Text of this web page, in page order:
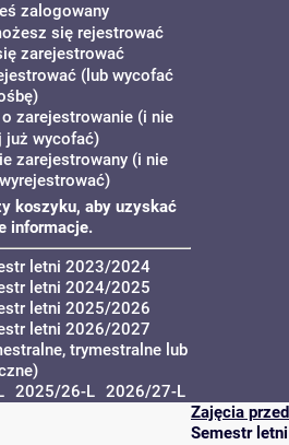
zalogowany
się rejestrować
zarejestrować
(lub wycofać
zarejestrowanie (i nie
już wycofać)
zarejestrowany (i nie
koszyku, aby uzyskać
informacje.
letni 2023/2024
letni 2024/2025
letni 2025/2026
letni 2026/2027
trymestralne lub
2025/26-L 2026/27-L
Zajęcia
Semestr